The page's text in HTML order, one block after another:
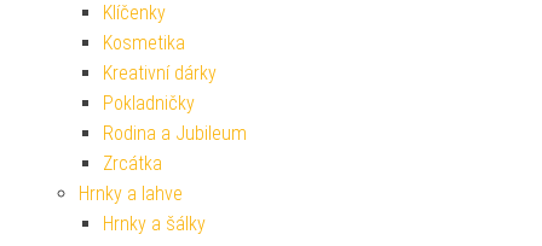
Klíčenky
Kosmetika
Kreativní dárky
Pokladničky
Rodina a Jubileum
Zrcátka
Hrnky a lahve
Hrnky a šálky